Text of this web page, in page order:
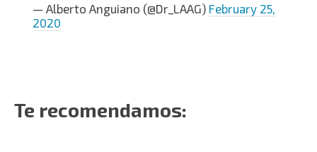
— Alberto Anguiano (@Dr_LAAG) February 25,
2020
Te recomendamos: